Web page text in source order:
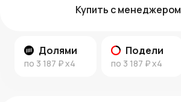
Купить с менеджером
Долями
по 3 187 ₽x4
Подели
по 3 187 ₽x4